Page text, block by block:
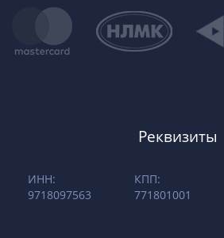
Реквизиты
ИНН:
9718097563
КПП:
771801001